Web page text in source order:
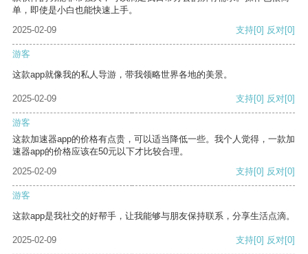
单，即使是小白也能快速上手。
2025-02-09
支持[0] 反对[0]
游客
这款app就像我的私人导游，带我领略世界各地的美景。
2025-02-09 支持[0] 反对[0]
游客
这款加速器app的价格有点贵，可以适当降低一些。我个人觉得，一款加
速器app的价格应该在50元以下才比较合理。
2025-02-09
支持[0] 反对[0]
游客
这款app是我社交的好帮手，让我能够与朋友保持联系，分享生活点滴。
2025-02-09 支持[0] 反对[0]